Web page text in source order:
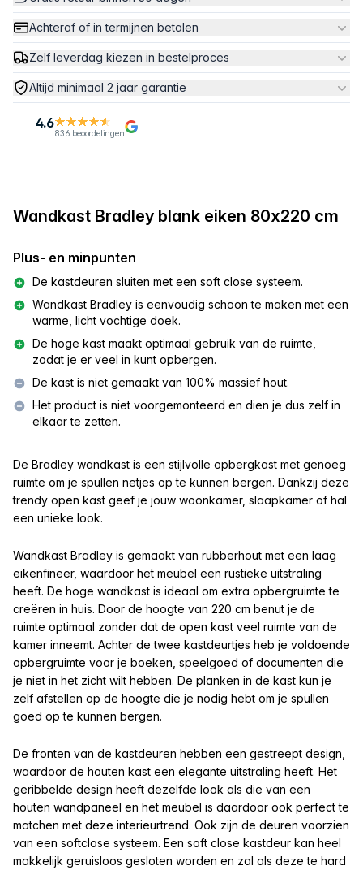
Achteraf of in termijnen betalen
Zelf leverdag kiezen in bestelproces
Altijd minimaal 2 jaar garantie
4.6
836 beoordelingen
Wandkast Bradley blank eiken 80x220 cm
Plus- en minpunten
De kastdeuren sluiten met een soft close systeem.
Wandkast Bradley is eenvoudig schoon te maken met een
warme, licht vochtige doek.
De hoge kast maakt optimaal gebruik van de ruimte,
zodat je er veel in kunt opbergen.
De kast is niet gemaakt van 100% massief hout.
Het product is niet voorgemonteerd en dien je dus zelf in
elkaar te zetten.
De Bradley wandkast is een stijlvolle opbergkast met genoeg
ruimte om je spullen netjes op te kunnen bergen. Dankzij deze
trendy open kast geef je jouw woonkamer, slaapkamer of hal
een unieke look.
Wandkast Bradley is gemaakt van rubberhout met een laag
eikenfineer, waardoor het meubel een rustieke uitstraling
heeft. De hoge wandkast is ideaal om extra opbergruimte te
creëren in huis. Door de hoogte van 220 cm benut je de
ruimte optimaal zonder dat de open kast veel ruimte van de
kamer inneemt. Achter de twee kastdeurtjes heb je voldoende
opbergruimte voor je boeken, speelgoed of documenten die
je niet in het zicht wilt hebben. De planken in de kast kun je
zelf afstellen op de hoogte die je nodig hebt om je spullen
goed op te kunnen bergen.
De fronten van de kastdeuren hebben een gestreept design,
waardoor de houten kast een elegante uitstraling heeft. Het
geribbelde design heeft dezelfde look als die van een
houten wandpaneel en het meubel is daardoor ook perfect te
matchen met deze interieurtrend. Ook zijn de deuren voorzien
van een softclose systeem. Een soft close kastdeur kan heel
makkelijk geruisloos gesloten worden en zal als deze te hard